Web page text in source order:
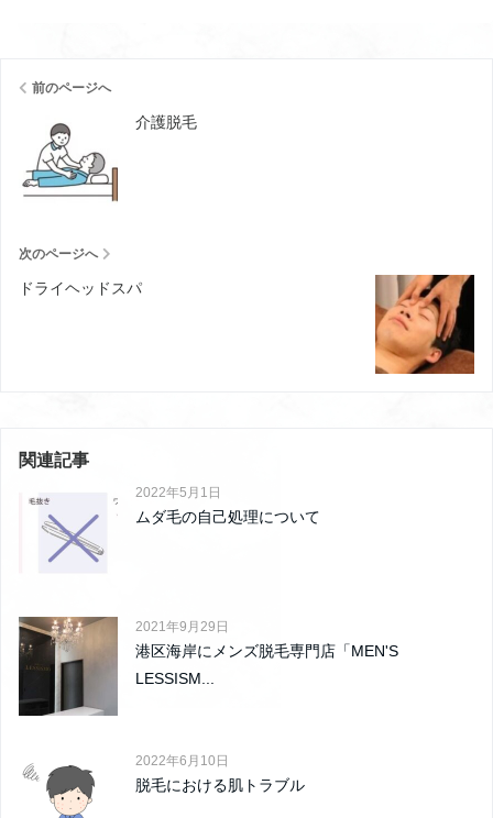
前のページへ
介護脱毛
次のページへ
ドライヘッドスパ
関連記事
2022年5月1日
ムダ毛の自己処理について
2021年9月29日
港区海岸にメンズ脱毛専門店「MEN'S
LESSISM...
2022年6月10日
脱毛における肌トラブル